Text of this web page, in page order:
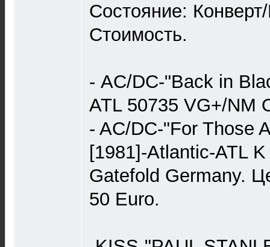
Состояние:
Стоимость.
- AC/DC-"Back in
ATL 50735 VG+/NM
- AC/DC-"For Those
[1981]-Atlantic-ATL
Gatefold Germany.
50 Еurо.